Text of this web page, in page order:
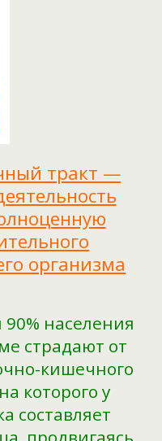
тракт —
организма
90% населения
страдают от
кишечного
которого у
составляет